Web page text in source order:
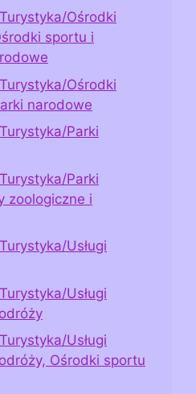
Ośrodki
sportu i
Ośrodki
narodowe
Parki
Parki
zoologiczne i
Usługi
Usługi
Usługi
Ośrodki sportu